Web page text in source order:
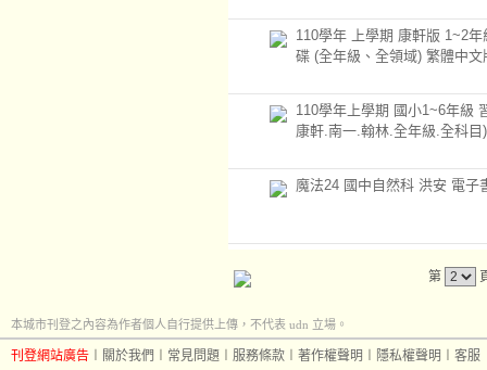
110學年 上學期 康軒版 1~2
碟 (全年級、全領域) 繁體中文
110學年上學期 國小1~6年級
康軒.南一.翰林.全年級.全科
魔法24 國中自然科 洪安 電子
第
本城市刊登之內容為作者個人自行提供上傳，不代表 udn 立場。
刊登網站廣告 關於我們 常見問題 服務條款 著作權聲明 隱私權聲明 客服